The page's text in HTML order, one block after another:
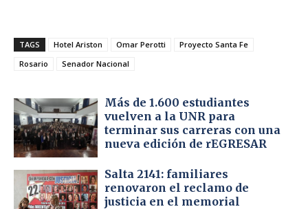
TAGS Hotel Ariston Omar Perotti
Proyecto Santa Fe
Rosario
Senador Nacional
Más de 1.600 estudiantes
vuelven a la UNR para
terminar sus carreras con una
nueva edición de rEGRESAR
Salta 2141: familiares
renovaron el reclamo de
justicia en el memorial